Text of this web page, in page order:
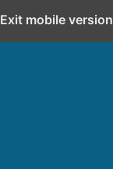
Exit mobile version